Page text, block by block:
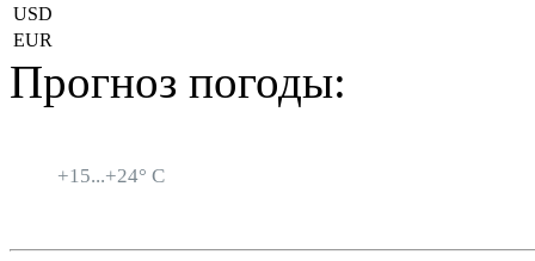
USD
EUR
Прогноз погоды:
+15...+24° C